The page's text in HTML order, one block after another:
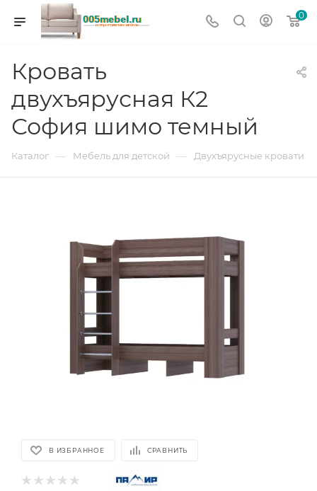
0
Кровать
двухъярусная К2
София шимо темный
Каталог — Мебель для детской — Двухъярусные кровати
В ИЗБРАННОЕ СРАВНИТЬ